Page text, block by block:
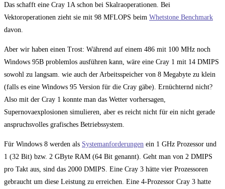
Das schafft eine Cray 1A schon bei Skalraoperationen. Bei
Vektoroperationen zieht sie mit 98 MFLOPS beim Whetstone Benchmark
davon.
Aber wir haben einen Trost: Während auf einem 486 mit 100 MHz noch
Windows 95B problemlos ausführen kann, wäre eine Cray 1 mit 14 DMIPS
sowohl zu langsam. wie auch der Arbeitsspeicher von 8 Megabyte zu klein
(falls es eine Windows 95 Version für die Cray gäbe). Ernüchternd nicht?
Also mit der Cray 1 konnte man das Wetter vorhersagen,
Supernovaexplosionen simulieren, aber es reicht nicht für ein nicht gerade
anspruchsvolles grafisches Betriebssystem.
Für Windows 8 werden als Systemanforderungen ein 1 GHz Prozessor und
1 (32 Bit) bzw. 2 GByte RAM (64 Bit genannt). Geht man von 2 DMIPS
pro Takt aus, sind das 2000 DMIPS. Eine Cray 3 hätte vier Prozessoren
gebraucht um diese Leistung zu erreichen. Eine 4-Prozessor Cray 3 hatte